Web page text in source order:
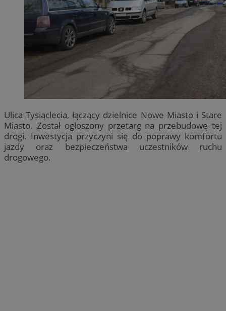
Ulica Tysiąclecia, łączący dzielnice Nowe Miasto i Stare
Miasto. Został ogłoszony przetarg na przebudowę tej
drogi. Inwestycja przyczyni się do poprawy komfortu
jazdy oraz bezpieczeństwa uczestników ruchu
drogowego.